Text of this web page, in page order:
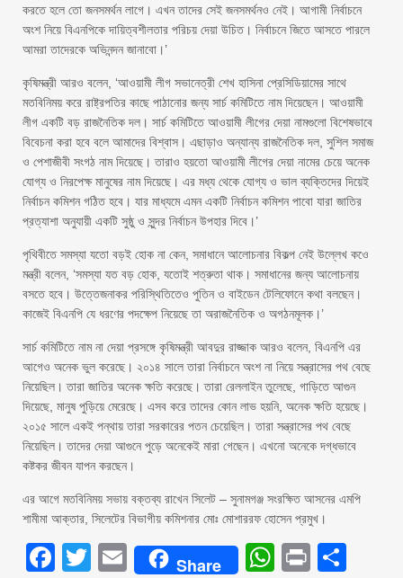
করতে হলে তো জনসমর্থন লাগে। এখন তাদের সেই জনসমর্থনও নেই। আগামী নির্বাচনে
অংশ নিয়ে বিএনপিকে দায়িত্বশীলতার পরিচয় দেয়া উচিত। নির্বাচনে জিতে আসতে পারলে
আমরা তাদেরকে অভিনন্দন জানাবো।’
কৃষিমন্ত্রী আরও বলেন, ‘আওয়ামী লীগ সভানেত্রী শেখ হাসিনা প্রেসিডিয়ামের সাথে
মতবিনিময় করে রাষ্ট্রপতির কাছে পাঠানোর জন্য সার্চ কমিটিতে নাম দিয়েছেন। আওয়ামী
লীগ একটি বড় রাজনৈতিক দল। সার্চ কমিটিতে আওয়ামী লীগের দেয়া নামগুলো বিশেষভাবে
বিবেচনা করা হবে বলে আমাদের বিশ্বাস। এছাড়াও অন্যান্য রাজনৈতিক দল, সুশিল সমাজ
ও পেশাজীবী সংগঠ নাম দিয়েছে। তারাও হয়তো আওয়ামী লীগের দেয়া নামের চেয়ে অনেক
যোগ্য ও নিরপেক্ষ মানুষের নাম দিয়েছে। এর মধ্য থেকে যোগ্য ও ভাল ব্যক্তিদের দিয়েই
নির্বাচন কমিশন গঠিত হবে। যার মাধ্যমে এমন একটি নির্বাচন কমিশন পাবো যারা জাতির
প্রত্যাশা অনুযায়ী একটি সুষ্ঠু ও সুন্দর নির্বাচন উপহার দিবে।’
পৃথিবীতে সমস্যা যতো বড়ই হোক না কেন, সমাধানে আলোচনার বিকল্প নেই উল্লেখ কওে
মন্ত্রী বলেন, ‘সমস্যা যত বড় হোক, যতোই শত্রুতা থাক। সমাধানের জন্য আলোচনায়
বসতে হবে। উত্তেজনাকর পরিস্থিতিতেও পুতিন ও বাইডেন টেলিফোনে কথা বলছেন।
কাজেই বিএনপি যে ধরণের পদক্ষেপ নিয়েছে তা অরাজনৈতিক ও অগঠনমূলক।’
সার্চ কমিটিতে নাম না দেয়া প্রসঙ্গে কৃষিমন্ত্রী আবদুর রাজ্জাক আরও বলেন, বিএনপি এর
আগেও অনেক ভুল করেছে। ২০১৪ সালে তারা নির্বাচনে অংশ না নিয়ে সন্ত্রাসের পথ বেছে
নিয়েছিল। তারা জাতির অনেক ক্ষতি করেছে। তারা রেললাইন তুলেছে, গাড়িতে আগুন
দিয়েছে, মানুষ পুড়িয়ে মেরেছে। এসব করে তাদের কোন লাভ হয়নি, অনেক ক্ষতি হয়েছে।
২০১৫ সালে একই পন্থায় তারা সরকারের পতন চেয়েছিল। তারা সন্ত্রাসের পথ বেছে
নিয়েছিল। তাদের দেয়া আগুনে পুড়ে অনেকেই মারা গেছেন। এখনো অনেকে দগ্ধভাবে
কষ্টকর জীবন যাপন করছেন।
এর আগে মতবিনিময় সভায় বক্তব্য রাখেন সিলেট – সুনামগঞ্জ সংরক্ষিত আসনের এমপি
শামীমা আক্তার, সিলেটের বিভাগীয় কমিশনার মোঃ মোশাররফ হোসেন প্রমুখ।
Facebook
Twitter
EmailShare Print